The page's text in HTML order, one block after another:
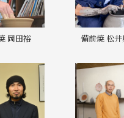
岡田裕 備前焼 松井